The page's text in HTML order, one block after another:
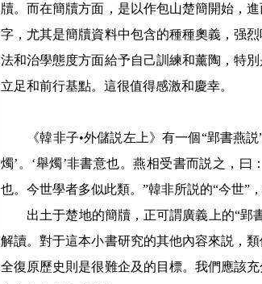
牘。而在簡牘方面，是以作包山楚簡開始，
字，尤其是簡牘資料中包含的種種奧義，强
法和治學態度方面給予自己訓練和薰陶，特
立足和前行基點。這很值得感激和慶幸。
《韓非子•外儲説左上》有一個“郢書燕説”
燭’。‘舉燭’非書意也。燕相受書而説之，
也。今世學者多似此類。”韓非所説的“今世”
出土于楚地的簡牘，正可謂廣義上的“郢書
解讀。對于這本小書研究的其他內容來説，
全復原歷史則是很難企及的目標。我們應該